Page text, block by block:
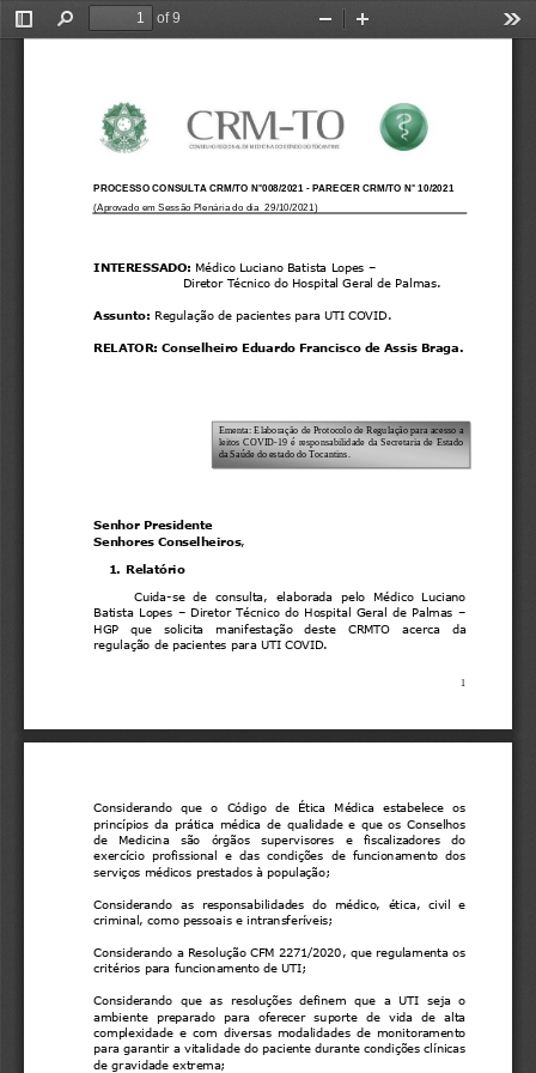
Toggle
Find
of 9
Zoom
1
PROCESSO CONSULTA CRM/TO N°008/2021 - PARECER CRM/TO N° 10/2021
(Aprovado em Sessão Plenária do dia 29/10/2021 )
INTERESSADO: Médico Luciano Batista Lopes –
Diretor Técnico do Hospital Geral de Palmas.
Assunto: Regulação de pacientes para UTI COVID.
RELATOR: Conselheiro Eduardo Francisco de Assis Braga
Senhor Presidente
Senhores Conselheiros,
1. Relatório
Cuida-se  de  consulta,  elaborada  pelo  Médico  Luciano
Batista  Lopes – Diretor  Técnico  do  Hospital  Geral  de  Palmas –
HGP
que   solicita   manifestação   deste CRMTO acerca
da
regulação de pacientes para UTI COVID.
Ementa: Elaboração de Protocolo de Regulação para acesso a
leitos  COVID-19  é  responsabilidade  da  Secretaria  de  Estado
da Saúde do estado do Tocantins.
Considerando  que  o  Código  de  Ética  Médica  estabelece  os
princípios  da  prática  médica  de  qualidade  e  que  os  Conselhos
de   Medicina   são   órgãos   supervisores   e   fiscalizadores   do
exercício  profissional  e  das  condições  de  funcionamento  dos
serviços médicos prestados à população;
Considerando  as  responsabilidades  do  médico,  ética,  civil  e
criminal, como pessoais e intransferíveis;
Considerando a Resolução CFM 2271/2020, que regulamenta os
critérios para funcionamento de UTI;
Considerando  que  as
resoluções  definem  que  a  UTI  seja  o
ambiente  preparado  para  oferecer  suporte  de  vida  de  alta
complexidade  e  com  diversas  modalidades  de  monitoramento
para garantir a vitalidade do paciente durante condições clínicas
de gravidade extrema;